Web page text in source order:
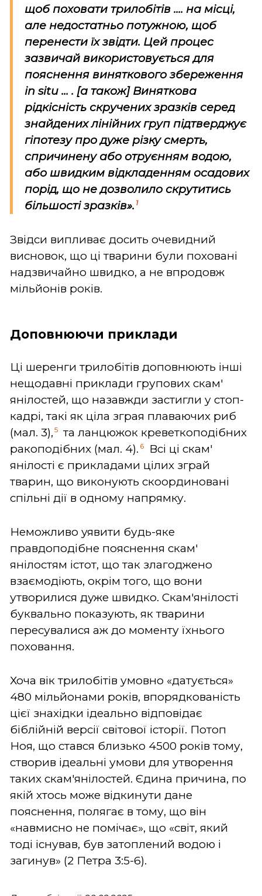
щоб поховати трилобітів .... на місці,
але недостатньо потужною, щоб
перенести їх звідти. Цей процес
зазвичай використовується для
пояснення виняткового збереження
in situ ... . [а також] Виняткова
рідкісність скручених зразків серед
знайдених лінійних груп підтверджує
гіпотезу про дуже різку смерть,
спричинену або отруєнням водою,
або швидким відкладенням осадових
порід, що не дозволило скрутитись
більшості зразків». 1
Звідси випливає досить очевидний
висновок, що ці тварини були поховані
надзвичайно швидко, а не впродовж
мільйонів років.
Доповнюючи приклади
Ці шеренги трилобітів доповнюють інші
нещодавні приклади групових скам'
янілостей, що назавжди застигли у стоп-
кадрі, такі як ціла зграя плаваючих риб
(мал. 3), 5 та ланцюжок креветкоподібних
ракоподібних (мал. 4). 6
Всі ці скам'
янілості є прикладами цілих зграй
тварин, що виконують скоординовані
спільні дії в одному напрямку.
Неможливо уявити будь-яке
правдоподібне пояснення скам'
янілостям істот, що так злагоджено
взаємодіють, окрім того, що вони
утворилися дуже швидко. Скам'янілості
буквально показують, як тварини
пересувалися аж до моменту їхнього
поховання.
Хоча вік трилобітів умовно «датується»
480 мільйонами років, впорядкованість
цієї знахідки ідеально відповідає
біблійній версії світової історії. Потоп
Ноя, що стався близько 4500 років тому,
створив ідеальні умови для утворення
таких скам'янілостей. Єдина причина, по
якій хтось може відкинути дане
пояснення, полягає в тому, що він
«навмисно не помічає», що «світ, який
тоді існував, був затоплений водою і
загинув» (2 Петра 3:5-6).